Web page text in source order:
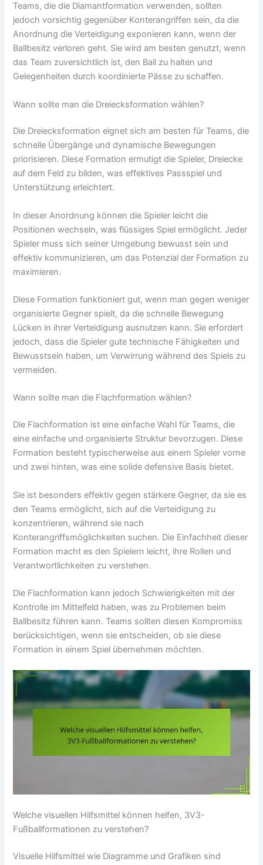
Teams, die die Diamantformation verwenden, sollten
jedoch vorsichtig gegenüber Konterangriffen sein, da die
Anordnung die Verteidigung exponieren kann, wenn der
Ballbesitz verloren geht. Sie wird am besten genutzt, wenn
das Team zuversichtlich ist, den Ball zu halten und
Gelegenheiten durch koordinierte Pässe zu schaffen.
Wann sollte man die Dreiecksformation wählen?
Die Dreiecksformation eignet sich am besten für Teams, die
schnelle Übergänge und dynamische Bewegungen
priorisieren. Diese Formation ermutigt die Spieler, Dreiecke
auf dem Feld zu bilden, was effektives Passspiel und
Unterstützung erleichtert.
In dieser Anordnung können die Spieler leicht die
Positionen wechseln, was flüssiges Spiel ermöglicht. Jeder
Spieler muss sich seiner Umgebung bewusst sein und
effektiv kommunizieren, um das Potenzial der Formation zu
maximieren.
Diese Formation funktioniert gut, wenn man gegen weniger
organisierte Gegner spielt, da die schnelle Bewegung
Lücken in ihrer Verteidigung ausnutzen kann. Sie erfordert
jedoch, dass die Spieler gute technische Fähigkeiten und
Bewusstsein haben, um Verwirrung während des Spiels zu
vermeiden.
Wann sollte man die Flachformation wählen?
Die Flachformation ist eine einfache Wahl für Teams, die
eine einfache und organisierte Struktur bevorzugen. Diese
Formation besteht typischerweise aus einem Spieler vorne
und zwei hinten, was eine solide defensive Basis bietet.
Sie ist besonders effektiv gegen stärkere Gegner, da sie es
den Teams ermöglicht, sich auf die Verteidigung zu
konzentrieren, während sie nach
Konterangriffsmöglichkeiten suchen. Die Einfachheit dieser
Formation macht es den Spielern leicht, ihre Rollen und
Verantwortlichkeiten zu verstehen.
Die Flachformation kann jedoch Schwierigkeiten mit der
Kontrolle im Mittelfeld haben, was zu Problemen beim
Ballbesitz führen kann. Teams sollten diesen Kompromiss
berücksichtigen, wenn sie entscheiden, ob sie diese
Formation in einem Spiel übernehmen möchten.
Welche visuellen Hilfsmittel können helfen, 3V3-
Fußballformationen zu verstehen?
Visuelle Hilfsmittel wie Diagramme und Grafiken sind